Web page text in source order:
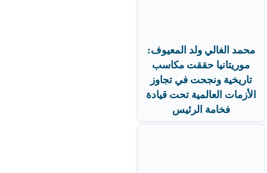
محمد الغالي ولد المعيوف:
موريتانيا حققت مكاسب
تاريخية ونجحت في تجاوز
الأزمات العالمية تحت قيادة
فخامة الرئيس